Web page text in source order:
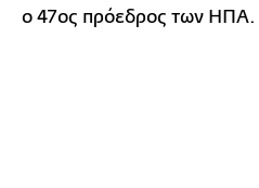
ο 47ος πρόεδρος των ΗΠΑ.